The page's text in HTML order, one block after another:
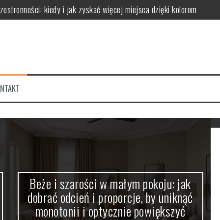
kiedy i jak zyskać więcej miejsca dzięki kolorom
modelować przestrzeń i tworzyć nastrój
światła wpływa na optyczne powiększenie pomieszczeń i
aranżację unikając efektu monotoni i chaosu
Beże i szarości w małym pokoju: jak
dobrać odcień i proporcje, by uniknąć
monotonii i optycznie powiększyć